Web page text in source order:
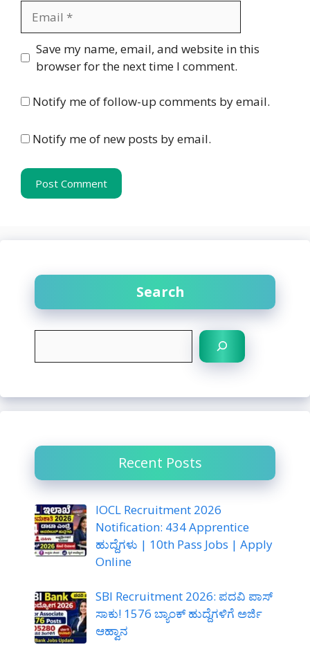
Website
Save my name, email, and website in this
browser for the next time I comment.
Notify me of follow-up comments by email.
Notify me of new posts by email.
Search
c
Recent Posts
IOCL Recruitment 2026
Notification: 434 Apprentice
ಹುದ್ದೆಗಳು | 10th Pass Jobs | Apply
Online
SBI Recruitment 2026: ಪದವಿ ಪಾಸ್
ಸಾಕು! 1576 ಬ್ಯಾಂಕ್ ಹುದ್ದೆಗಳಿಗೆ ಅರ್ಜಿ
ಆಹ್ವಾನ